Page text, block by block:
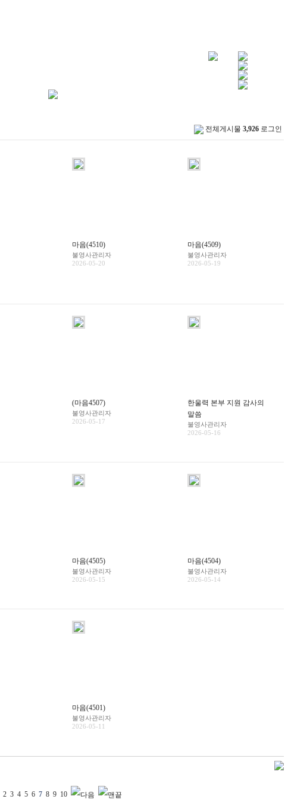
전체게시물 3,926 로그인
마음(4510)
불영사관리자
2026-05-20
마음(4509)
불영사관리자
2026-05-19
(마음4507)
불영사관리자
2026-05-17
한울력 본부 지원 감사의
말씀
불영사관리자
2026-05-16
마음(4505)
불영사관리자
2026-05-15
마음(4504)
불영사관리자
2026-05-14
마음(4501)
불영사관리자
2026-05-11
2 3 4 5 6 7 8 9 10